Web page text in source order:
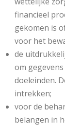
financieel
gekomen is
voor het
de
om
doeleinden.
intrekken;
voor de
belangen in